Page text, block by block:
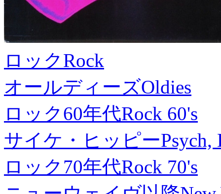
ロックRock
オールディーズOldies
ロック60年代Rock 60's
サイケ・ヒッピーPsych,
ロック70年代Rock 70's